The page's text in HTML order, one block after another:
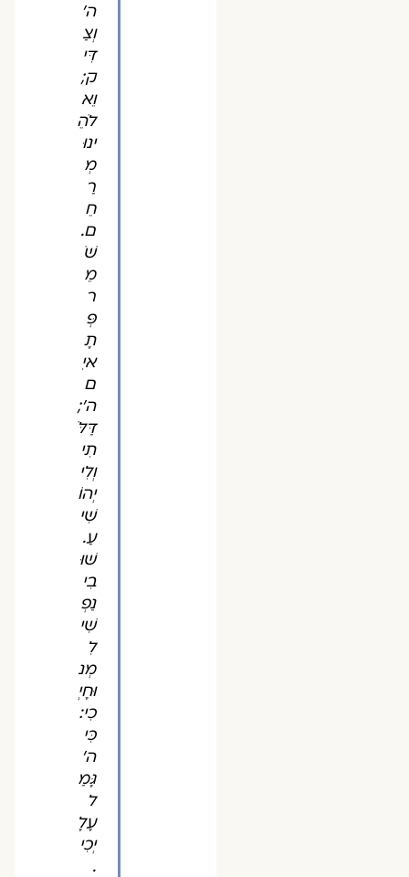
ה'
וְצַ
דִּי
ק;
וֵא
לֹהֵ
ינוּ
מְ
רַ
חֵ
ם.
שֹׁ
מֵ
ר
פְּ
תָ
איִ
ם
ה';
דַּלֹּ
תִי
וְלִי
יְהוֹ
שִׁי
עַ.
שׁוּ
בִי
נַפְ
שִׁי
לִ
מְנ
וּחָיְ
כִי:
כִּי
ה'
גָּמַ
ל
עָלָ
יְכִי